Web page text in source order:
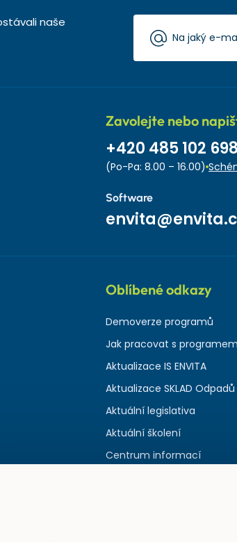
naše
Zavolejte nebo
+420 485 102 698
(Po-Pa: 8.00 – 16.00)
Software
Oblíbené odkazy
Demoverze programů
Jak pracovat s programem
Aktualizace IS ENVITA
Aktualizace SKLAD Odpadů
Aktuální legislativa
Aktuální školení
Centrum informací